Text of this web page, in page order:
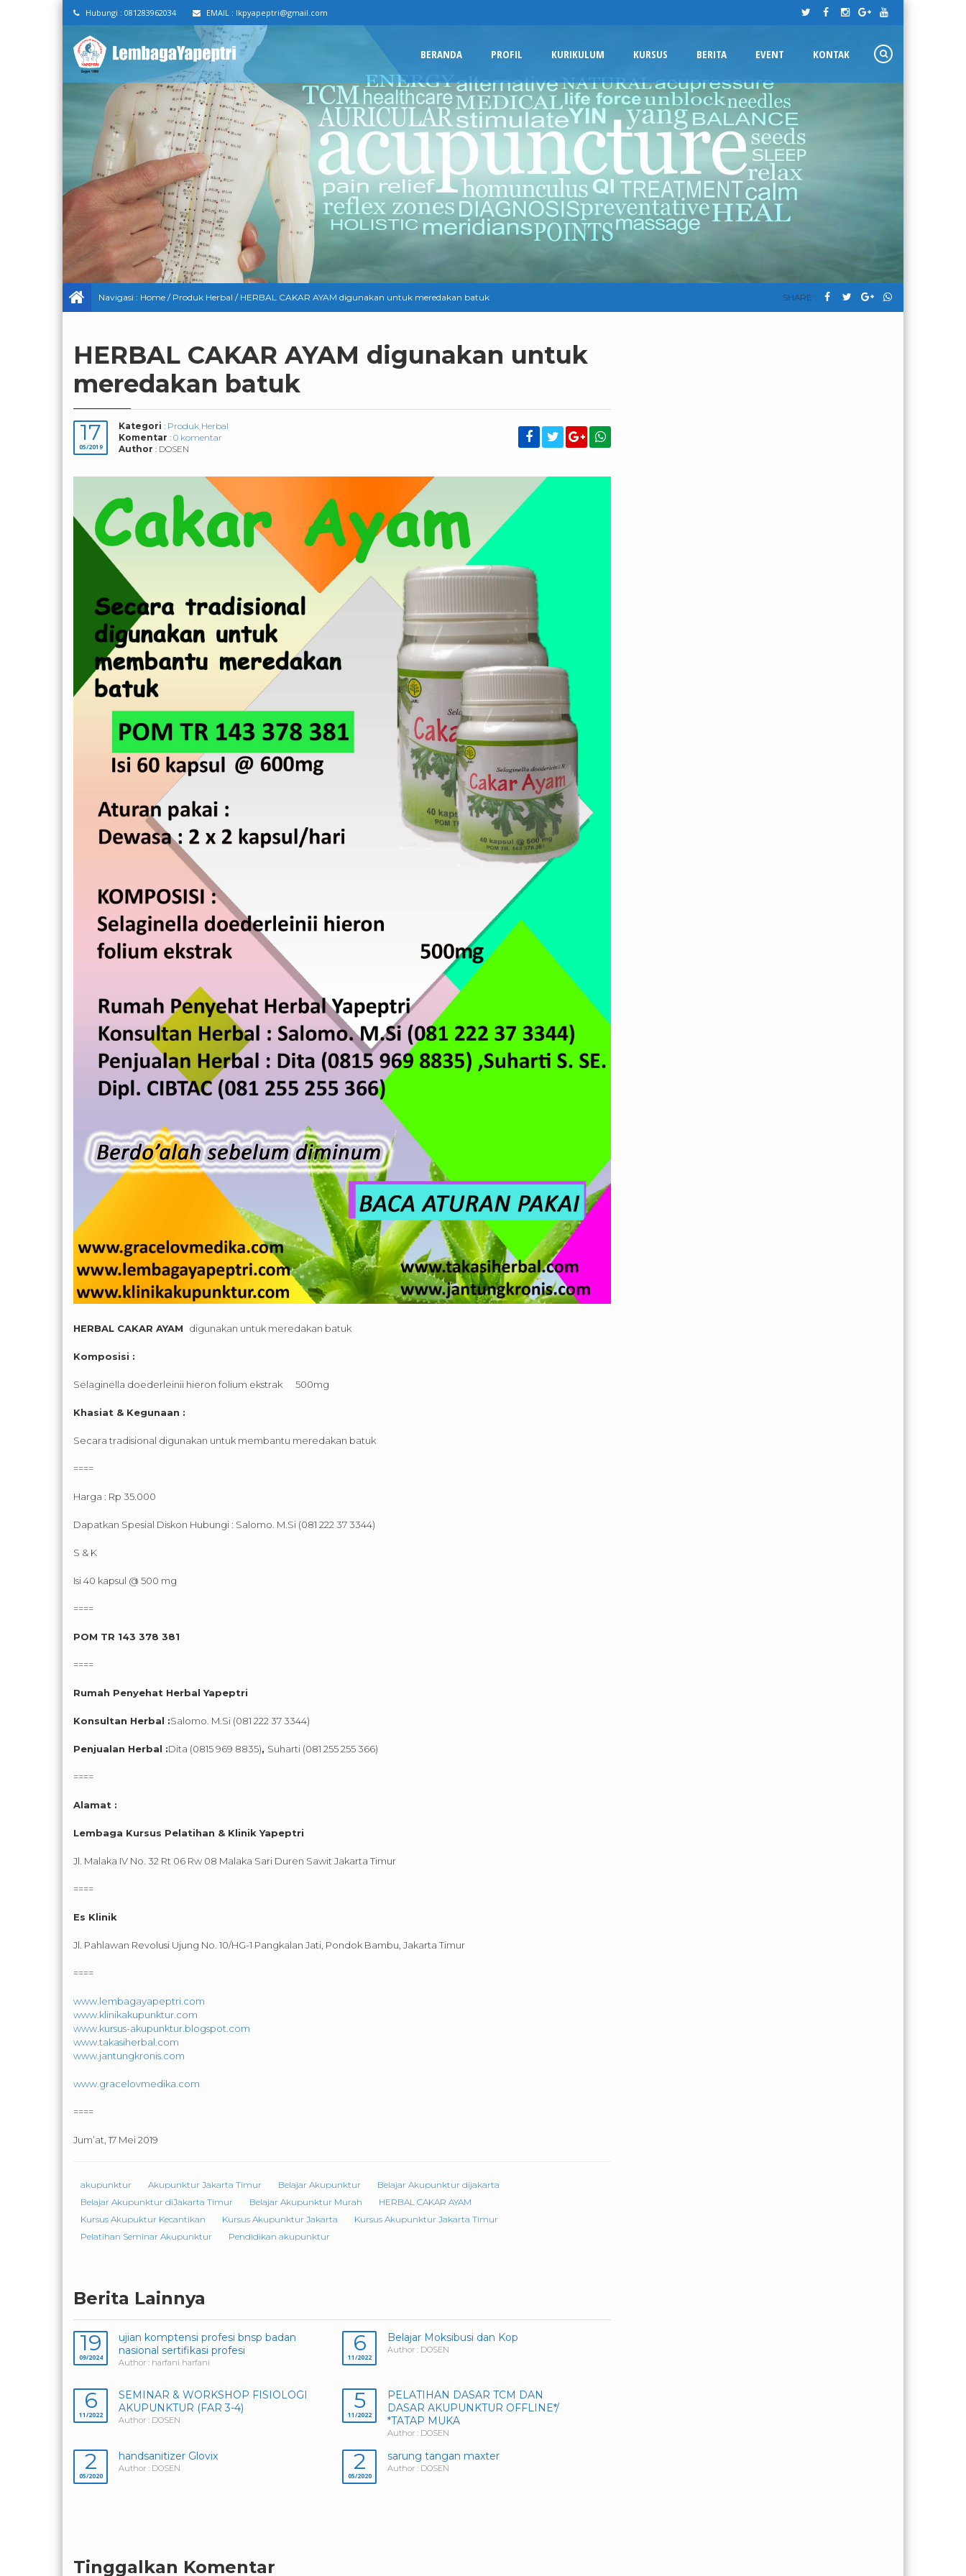
Hubungi : 081283962034 EMAIL : lkpyapeptri@gmail.com
BERANDA PROFIL KURIKULUM KURSUS BERITA EVENT KONTAK
Navigasi : Home / Produk Herbal / HERBAL CAKAR AYAM digunakan untuk meredakan batuk SHARE :
HERBAL CAKAR AYAM digunakan untuk
meredakan batuk
17
05/2019
Kategori : Produk Herbal
Komentar : 0 komentar
Author : DOSEN
HERBAL CAKAR AYAM digunakan untuk meredakan batuk
Komposisi :
Selaginella doederleinii hieron folium ekstrak 500mg
Khasiat & Kegunaan :
Secara tradisional digunakan untuk membantu meredakan batuk
====
Harga : Rp 35.000
Dapatkan Spesial Diskon Hubungi : Salomo. M.Si (081 222 37 3344)
S & K
Isi 40 kapsul @ 500 mg
====
POM TR 143 378 381
====
Rumah Penyehat Herbal Yapeptri
Konsultan Herbal :Salomo. M.Si (081 222 37 3344)
Penjualan Herbal :Dita (0815 969 8835), Suharti (081 255 255 366)
====
Alamat :
Lembaga Kursus Pelatihan & Klinik Yapeptri
Jl. Malaka IV No. 32 Rt 06 Rw 08 Malaka Sari Duren Sawit Jakarta Timur
====
Es Klinik
Jl. Pahlawan Revolusi Ujung No. 10/HG-1 Pangkalan Jati, Pondok Bambu, Jakarta Timur
====
www.lembagayapeptri.com
www.klinikakupunktur.com
www.kursus-akupunktur.blogspot.com
www.takasiherbal.com
www.jantungkronis.com
www.gracelovmedika.com
====
Jum’at, 17 Mei 2019
akupunktur Akupunktur Jakarta Timur Belajar Akupunktur
Belajar Akupunktur dijakarta
Belajar Akupunktur diJakarta Timur
Belajar Akupunktur Murah
HERBAL CAKAR AYAM
Kursus Akupuktur Kecantikan
Kursus Akupunktur Jakarta
Kursus Akupunktur Jakarta Timur
Pelatihan Seminar Akupunktur
Pendidikan akupunktur
Berita Lainnya
19
09/2024
ujian komptensi profesi bnsp badan
nasional sertifikasi profesi
Author : harfani harfani
6
11/2022
Belajar Moksibusi dan Kop
Author : DOSEN
6
11/2022
SEMINAR & WORKSHOP FISIOLOGI
AKUPUNKTUR (FAR 3-4)
Author : DOSEN
5
11/2022
PELATIHAN DASAR TCM DAN
DASAR AKUPUNKTUR OFFLINE*/
*TATAP MUKA
Author : DOSEN
2
05/2020
handsanitizer Glovix
Author : DOSEN 2
05/2020
sarung tangan maxter
Author : DOSEN
Tinggalkan Komentar